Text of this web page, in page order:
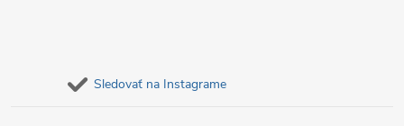
Sledovať na Instagrame